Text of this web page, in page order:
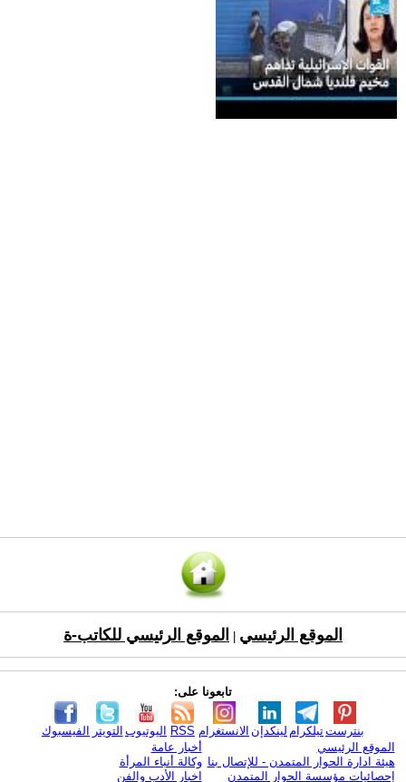
الموقع الرئيسي الموقع الرئيسي للكاتب-ة
تابعونا على:
الفيسبوك التويتر اليوتيوب RSS الانستغرام لينكدإن تيلكرامبنترست
الموقع الرئيسي
هيئة ادارة الحوار المتمدن - للإتصال بنا
إحصائيات مؤسسة الحوار المتمدن
أخبار عامة
وكالة أنباء المرأة
اخبار الأدب والفن